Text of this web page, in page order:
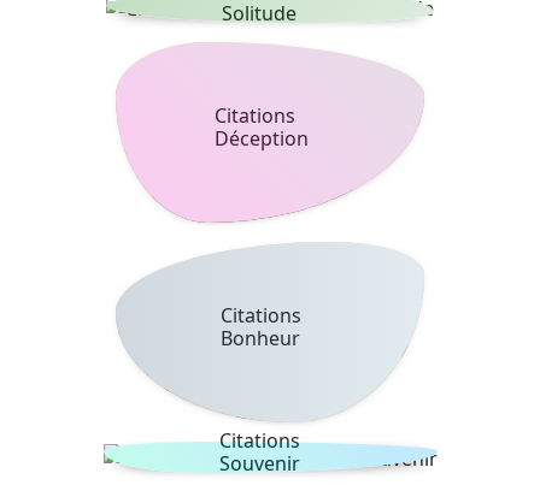
Solitude
Citations
Déception
Citations
Bonheur
Citations
Souvenir